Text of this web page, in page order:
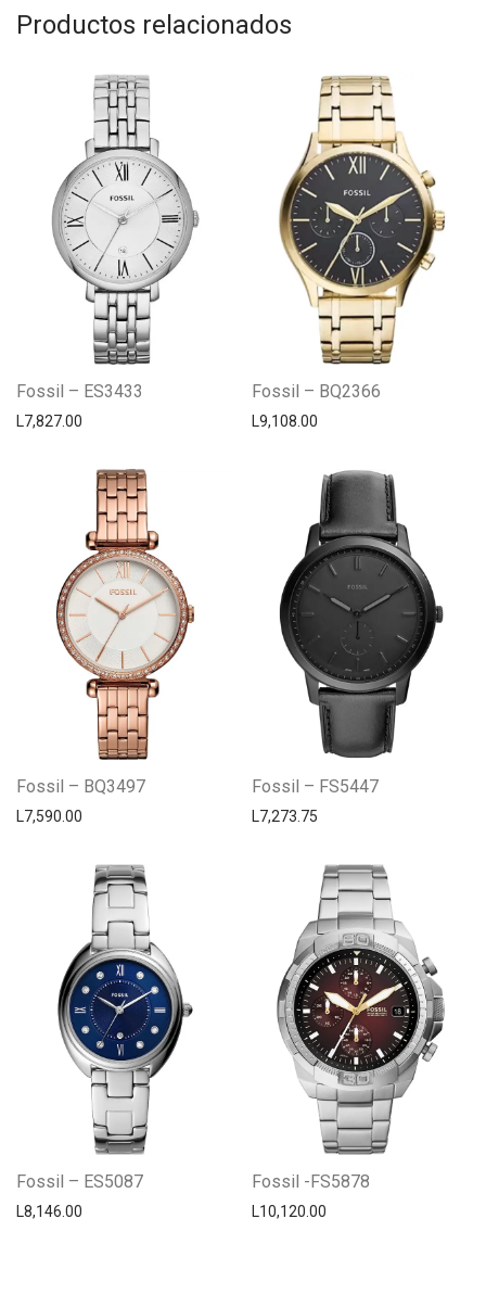
Productos relacionados
Fossil – ES3433
L7,827.00
Fossil – BQ2366
L9,108.00
Fossil – BQ3497
L7,590.00
Fossil – FS5447
L7,273.75
Fossil – ES5087
L8,146.00
Fossil -FS5878
L10,120.00